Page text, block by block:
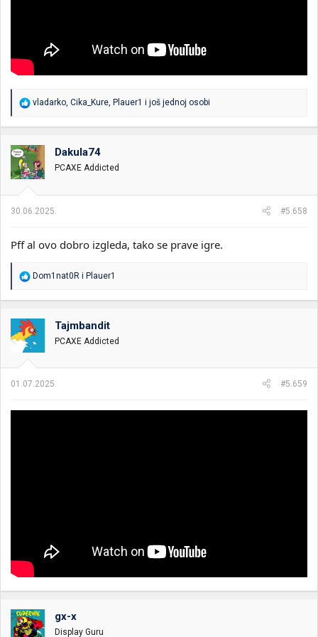
R
a
o
v
a
n
:
vladarko, Cika_Kure, Plauer1 i još jednoj osobi
Dakula74
PCAXE Addicted
30.06.2025. #5.658
Pff al ovo dobro izgleda, tako se prave igre.
R
o
v
a
n
:
Dom1nat0R i Plauer1
Tajmbandit
PCAXE Addicted
01.07.2025. #5.659
gx-x
Display Guru